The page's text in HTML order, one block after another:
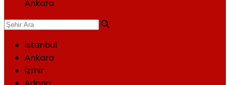
Ankara
İstanbul
Ankara
İzmir